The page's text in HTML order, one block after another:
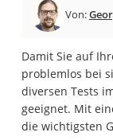
Von:
Damit Sie auf
problemlos bei
diversen Tests
geeignet. Mit
die wichtigsten